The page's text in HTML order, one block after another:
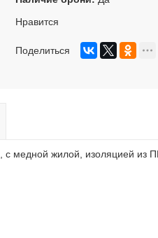
Нравится
Поделиться
, с медной жилой, изоляцией из